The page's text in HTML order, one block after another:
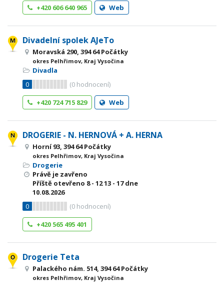
+420 606 640 965
Web
Divadelní spolek AJeTo
Moravská 290, 394 64 Počátky
okres Pelhřimov, Kraj Vysočina
Divadla
0
(0 hodnocení)
+420 724 715 829
Web
DROGERIE - N. HERNOVÁ + A. HERNA
Horní 93, 394 64 Počátky
okres Pelhřimov, Kraj Vysočina
Drogerie
Právě je zavřeno
Příště otevřeno 8 - 1213 - 17dne
10.08.2026
0
(0 hodnocení)
+420 565 495 401
Drogerie Teta
Palackého nám. 514, 394 64 Počátky
okres Pelhřimov, Kraj Vysočina